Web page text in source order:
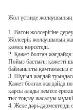
Жол үстінде жолаушының
1. Вагон жолсерігіне
Жолсерік жолаушының
көмек көрсетеді.
2. Қажет болған жағдайда
Пойыз бастығы қажетті
байланысты қамтамасыз
3. Шұғыл жағдай
Қажет болған жағдайда
қарсы алады немесе
тыс тоқтау жасалуы
4. Жеке дәрі-дәрмектерді